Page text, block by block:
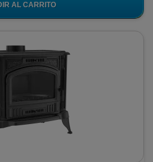
AL CARRITO